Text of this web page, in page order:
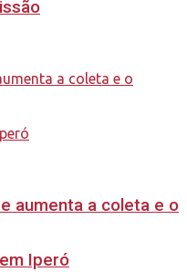
aumenta a coleta e o
Iperó